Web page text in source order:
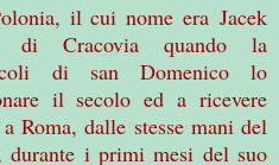
il cui nome era Jacek
di Cracovia quando la
di san Domenico lo
il secolo ed a ricevere
Roma, dalle stesse mani del
durante i primi mesi del suo